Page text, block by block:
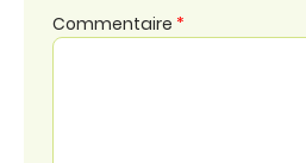
Commentaire *